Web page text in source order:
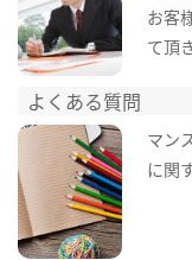
お客
て頂
よくある質問
マン
に関